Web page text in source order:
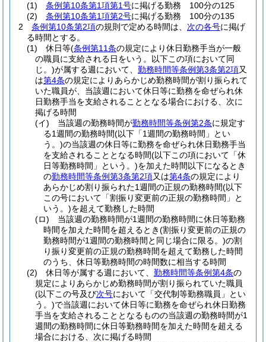
(1)
条例第10条第1項第1号に掲げる勤務 100分の125
(2)
条例第10条第1項第2号に掲げる勤務 100分の135
2
条例第10条第2項の規則で定める時間は、 次の各号に掲げ
る時間とする。
(1)
休日等(条例第11条の規定により休日勤務手当が一般
の職員に支給される日をいう。以下この項において同
じ。)が属する週において、 勤務時間等条例第3条第2項又
は第4条の規定によりあらかじめ勤務時間が割り振られて
いた職員が、当該週において休日等に勤務を命ぜられ休
日勤務手当を支給されることとなる場合における、次に
掲げる時間
(イ)
当該週の勤務時間が勤務時間等条例第2条に規定す
る1週間の勤務時間(以下「1週間の勤務時間」とい
う。)の当該週の休日等に勤務を命ぜられ休日勤務手当
を支給されることとなる時間(以下この項において「休
日等勤務時間」という。)を加えた時間以下になるとき
の勤務時間等条例第3条第2項又は第4条の規定により
あらかじめ割り振られた1週間の正規の勤務時間(以下
この号において「割振り変更前の正規の勤務時間」と
いう。)を超えて勤務した時間
(ロ)
当該週の勤務時間が1週間の勤務時間に休日等勤務
時間を加えた時間を超えるとき(割振り変更前の正規の
勤務時間が1週間の勤務時間と同じ場合に限る。)の割
り振り変更前の正規の勤務時間を超えて勤務した時間
のうち、休日等勤務時間の時間数に相当する時間
(2)
休日等が属する週において、 勤務時間等条例第4条の
規定によりあらかじめ勤務時間が割り振られていた職員
(以下この号及び次号において「交代制等勤務職員」とい
う。)で当該週において休日等に勤務を命ぜられ休日勤務
手当を支給されることとなるものの当該週の勤務時間が1
週間の勤務時間に休日等勤務時間を加えた時間を超える
場合における、次に掲げる時間